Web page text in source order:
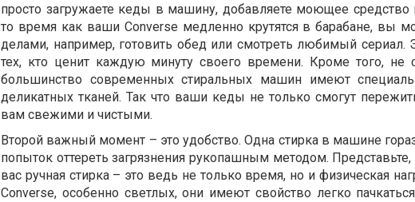
просто загружаете кеды в машину, добавляете моющее средство
то время как ваши Converse медленно крутятся в барабане, вы
делами, например, готовить обед или смотреть любимый сериал.
тех, кто ценит каждую минуту своего времени. Кроме того, не
большинство современных стиральных машин имеют
деликатных тканей. Так что ваши кеды не только смогут
вам свежими и чистыми.
Второй важный момент – это удобство. Одна стирка в машине
попыток оттереть загрязнения рукопашным методом. Представьте,
вас ручная стирка – это ведь не только время, но и физическая
Converse, особенно светлых, они имеют свойство легко